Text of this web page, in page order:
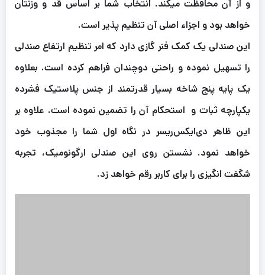
و از آن محافظت میکند. انتخاب شما بر اساس قد و وزنتان
خواهد بود و اجزاء اصلی آن تنظیم پذیر است.
این صندلی یک کمک فنر گازی دارد که امر تنظیم ارتفاع صندلی
را تسهیل نموده و راحتی دوچندان فراهم کرده است. بعلاوه
یک پایه پنج شاخه بسیار قدرتمند از جنس پلاستیک فشرده
یکپارچه ثبات و استحکام آن را تضمین نموده است. علاوه بر
این ظاهر دی‌ایکس‌ریسر در نگاه اول شما را مجذوب خود
خواهد نمود. نشستن روی این صندلی ارگونومیک، تجربه
شگفت انگیزی را برای کاربر رقم خواهد زد.